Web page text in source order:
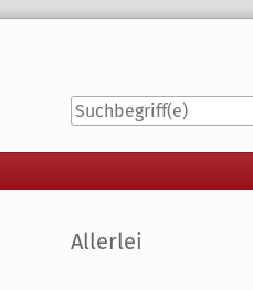
Seitenleiste
Allerlei